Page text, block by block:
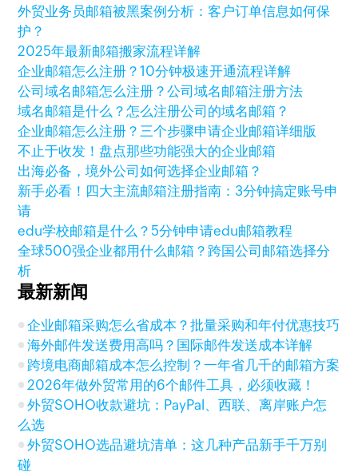
外贸业务员邮箱被黑案例分析：客户订单信息如何保
护？
2025年最新邮箱搬家流程详解
企业邮箱怎么注册？10分钟极速开通流程详解
公司域名邮箱怎么注册？公司域名邮箱注册方法
域名邮箱是什么？怎么注册公司的域名邮箱？
企业邮箱怎么注册？三个步骤申请企业邮箱详细版
不止于收发！盘点那些功能强大的企业邮箱
出海必备，境外公司如何选择企业邮箱？
新手必看！四大主流邮箱注册指南：3分钟搞定账号申
请
edu学校邮箱是什么？5分钟申请edu邮箱教程
全球500强企业都用什么邮箱？跨国公司邮箱选择分
析
最新新闻
企业邮箱采购怎么省成本？批量采购和年付优惠技巧
海外邮件发送费用高吗？国际邮件发送成本详解
跨境电商邮箱成本怎么控制？一年省几千的邮箱方案
2026年做外贸常用的6个邮件工具，必须收藏！
外贸SOHO收款避坑：PayPal、西联、离岸账户怎
么选
外贸SOHO选品避坑清单：这几种产品新手千万别
碰